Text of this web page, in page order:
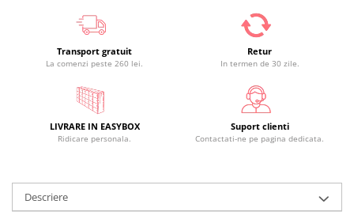
Transport gratuit
La comenzi peste 260 lei.
Retur
In termen de 30 zile.
LIVRARE IN EASYBOX
Ridicare personala.
Suport clienti
Contactati-ne pe pagina dedicata.
Descriere